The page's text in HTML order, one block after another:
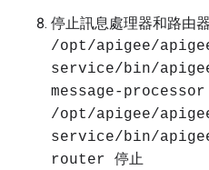
停止訊息處理器和路由器
/opt/apigee/
service/bin/
message-processor
/opt/apigee/
service/bin/
router 停止